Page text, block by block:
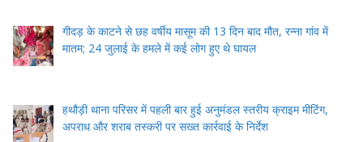
गीदड़ के काटने से छह वर्षीय मासूम की 13 दिन बाद मौत, रन्ना गांव में
मातम; 24 जुलाई के हमले में कई लोग हुए थे घायल
हथौड़ी थाना परिसर में पहली बार हुई अनुमंडल स्तरीय क्राइम मीटिंग,
अपराध और शराब तस्करी पर सख्त कार्रवाई के निर्देश